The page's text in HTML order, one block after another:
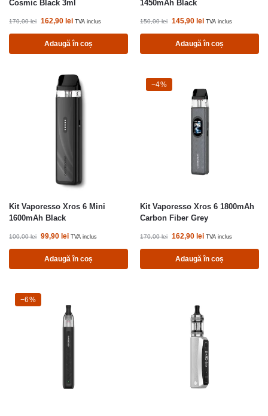
Cosmic Black 3ml
170,00lei 162,90 lei TVA inclus
Adaugă în coș
1450mAh Black
150,00lei 145,90 lei TVA inclus
Adaugă în coș
Kit Vaporesso Xros 6 Mini
1600mAh Black
100,00lei 99,90 lei TVA inclus
Adaugă în coș
-4%
−4%
Kit Vaporesso Xros 6 1800mAh
Carbon Fiber Grey
170,00lei 162,90 lei TVA inclus
Adaugă în coș
-6%
−6%